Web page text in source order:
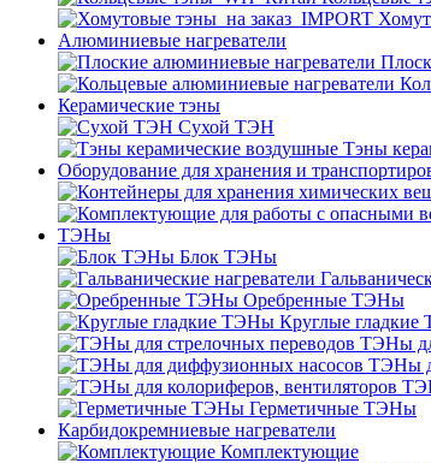
Алюминиевые нагреватели
Керамические тэны
Сухой ТЭН
Тэны
Оборудование для хранения и
ТЭНы
Блок ТЭНы
Оребренные ТЭНы
Круглые
ТЭНы
ТЭНы
Герметичные ТЭНы
Карбидокремниевые нагреватели
Комплектующие